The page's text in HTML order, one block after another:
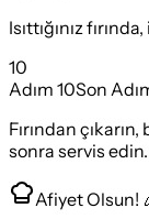
Isıttığınız
10
Adım 10Son
Fırından
sonra servis edin.
Afiyet Olsun!